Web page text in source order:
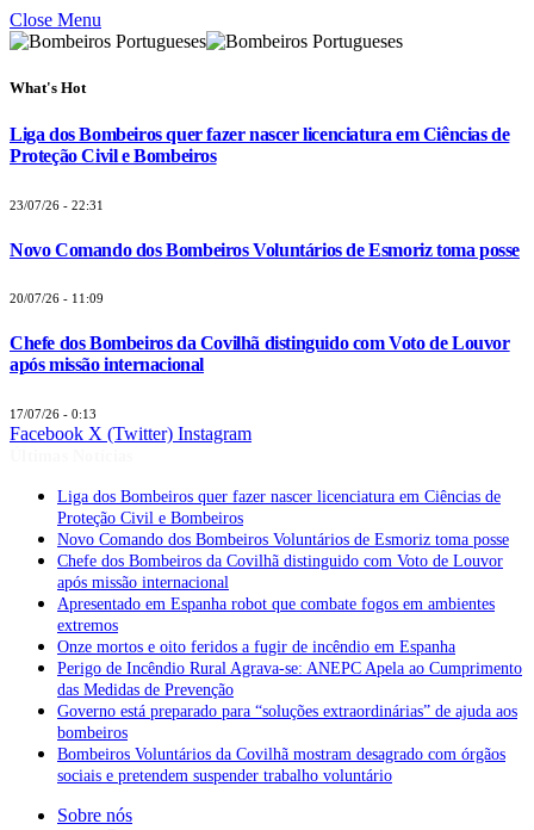
Close Menu
What's Hot
Liga dos Bombeiros quer fazer nascer licenciatura em Ciências de
Proteção Civil e Bombeiros
23/07/26 - 22:31
Novo Comando dos Bombeiros Voluntários de Esmoriz toma posse
20/07/26 - 11:09
Chefe dos Bombeiros da Covilhã distinguido com Voto de Louvor
após missão internacional
17/07/26 - 0:13
Facebook X (Twitter) Instagram
Liga dos Bombeiros quer fazer nascer licenciatura em Ciências de
Proteção Civil e Bombeiros
Novo Comando dos Bombeiros Voluntários de Esmoriz toma posse
Chefe dos Bombeiros da Covilhã distinguido com Voto de Louvor
após missão internacional
Apresentado em Espanha robot que combate fogos em ambientes
extremos
Onze mortos e oito feridos a fugir de incêndio em Espanha
Perigo de Incêndio Rural Agrava-se: ANEPC Apela ao Cumprimento
das Medidas de Prevenção
Governo está preparado para “soluções extraordinárias” de ajuda aos
bombeiros
Bombeiros Voluntários da Covilhã mostram desagrado com órgãos
sociais e pretendem suspender trabalho voluntário
Sobre nós